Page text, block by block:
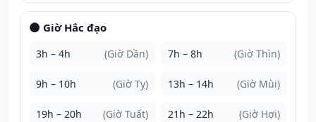
🌑 Giờ Hắc đạo
3h – 4h (Giờ Dần) 7h – 8h (Giờ Thìn)
9h – 10h (Giờ Tỵ) 13h – 14h (Giờ Mùi)
19h – 20h (Giờ Tuất) 21h – 22h (Giờ Hợi)